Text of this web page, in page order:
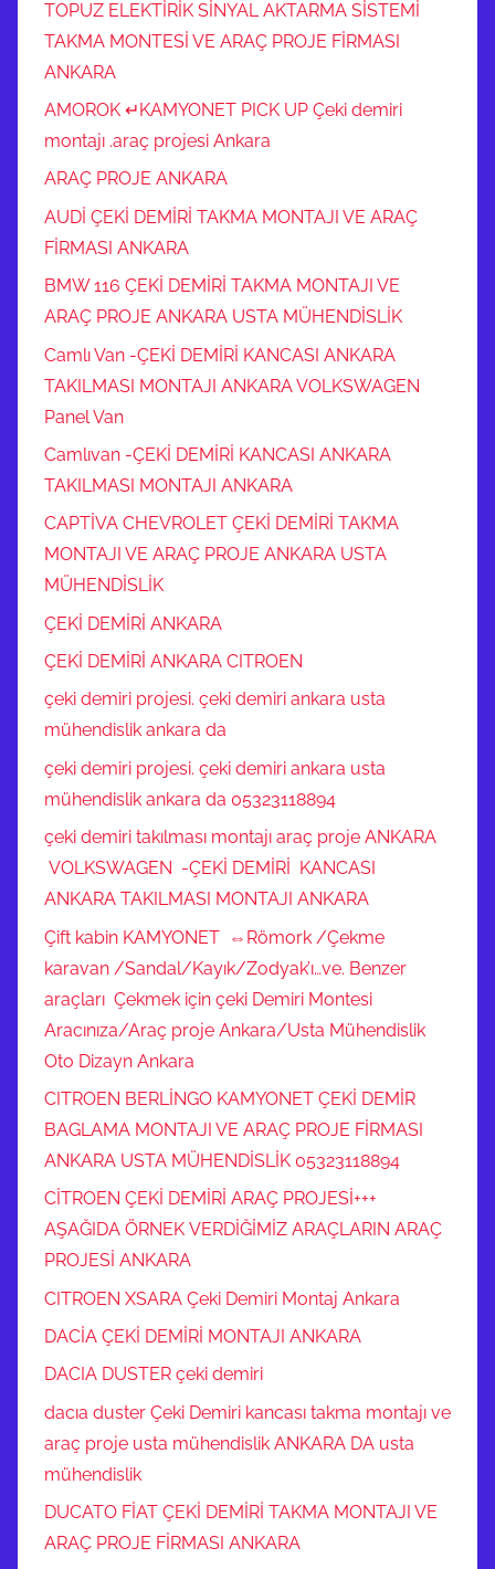
K
A
N
C
,
Ç
E
K
İ
O
P
U
Z
U
C
R
V
Ç
K
İ
D
E
M
R
İ
,
e
n
u
y
g
n
ö
d
e
m
v
e
t
a
i
TOPUZ ELEKTİRİK SİNYAL AKTARMA SİSTEMİ
TAKMA MONTESİ VE ARAÇ PROJE FİRMASI
ANKARA
AMOROK ↵KAMYONET PICK UP Çeki demiri
montajı .araç projesi Ankara
ARAÇ PROJE ANKARA
AUDİ ÇEKİ DEMİRİ TAKMA MONTAJI VE ARAÇ
FİRMASI ANKARA
BMW 116 ÇEKİ DEMİRİ TAKMA MONTAJI VE
ARAÇ PROJE ANKARA USTA MÜHENDİSLİK
Camlı Van -ÇEKİ DEMİRİ KANCASI ANKARA
TAKILMASI MONTAJI ANKARA VOLKSWAGEN
Panel Van
Camlıvan -ÇEKİ DEMİRİ KANCASI ANKARA
TAKILMASI MONTAJI ANKARA
CAPTİVA CHEVROLET ÇEKİ DEMİRİ TAKMA
MONTAJI VE ARAÇ PROJE ANKARA USTA
MÜHENDİSLİK
ÇEKİ DEMİRİ ANKARA
ÇEKİ DEMİRİ ANKARA CITROEN
çeki demiri projesi. çeki demiri ankara usta
mühendislik ankara da
çeki demiri projesi. çeki demiri ankara usta
mühendislik ankara da 05323118894
çeki demiri takılması montajı araç proje ANKARA
VOLKSWAGEN -ÇEKİ DEMİRİ KANCASI
ANKARA TAKILMASI MONTAJI ANKARA
Çift kabin KAMYONET ⇔Römork /Çekme
karavan /Sandal/Kayık/Zodyak’ı…ve. Benzer
araçları Çekmek için çeki Demiri Montesi
Aracınıza/Araç proje Ankara/Usta Mühendislik
Oto Dizayn Ankara
CITROEN BERLİNGO KAMYONET ÇEKİ DEMİR
BAGLAMA MONTAJI VE ARAÇ PROJE FİRMASI
ANKARA USTA MÜHENDİSLİK 05323118894
CİTROEN ÇEKİ DEMİRİ ARAÇ PROJESİ+++
AŞAĞIDA ÖRNEK VERDİĞİMİZ ARAÇLARIN ARAÇ
PROJESİ ANKARA
CITROEN XSARA Çeki Demiri Montaj Ankara
DACİA ÇEKİ DEMİRİ MONTAJI ANKARA
DACIA DUSTER çeki demiri
dacıa duster Çeki Demiri kancası takma montajı ve
araç proje usta mühendislik ANKARA DA usta
mühendislik
DUCATO FİAT ÇEKİ DEMİRİ TAKMA MONTAJI VE
ARAÇ PROJE FİRMASI ANKARA